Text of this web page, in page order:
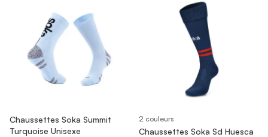
Chaussettes Soka Summit
Turquoise Unisexe
2 couleurs
Chaussettes Soka Sd Huesca